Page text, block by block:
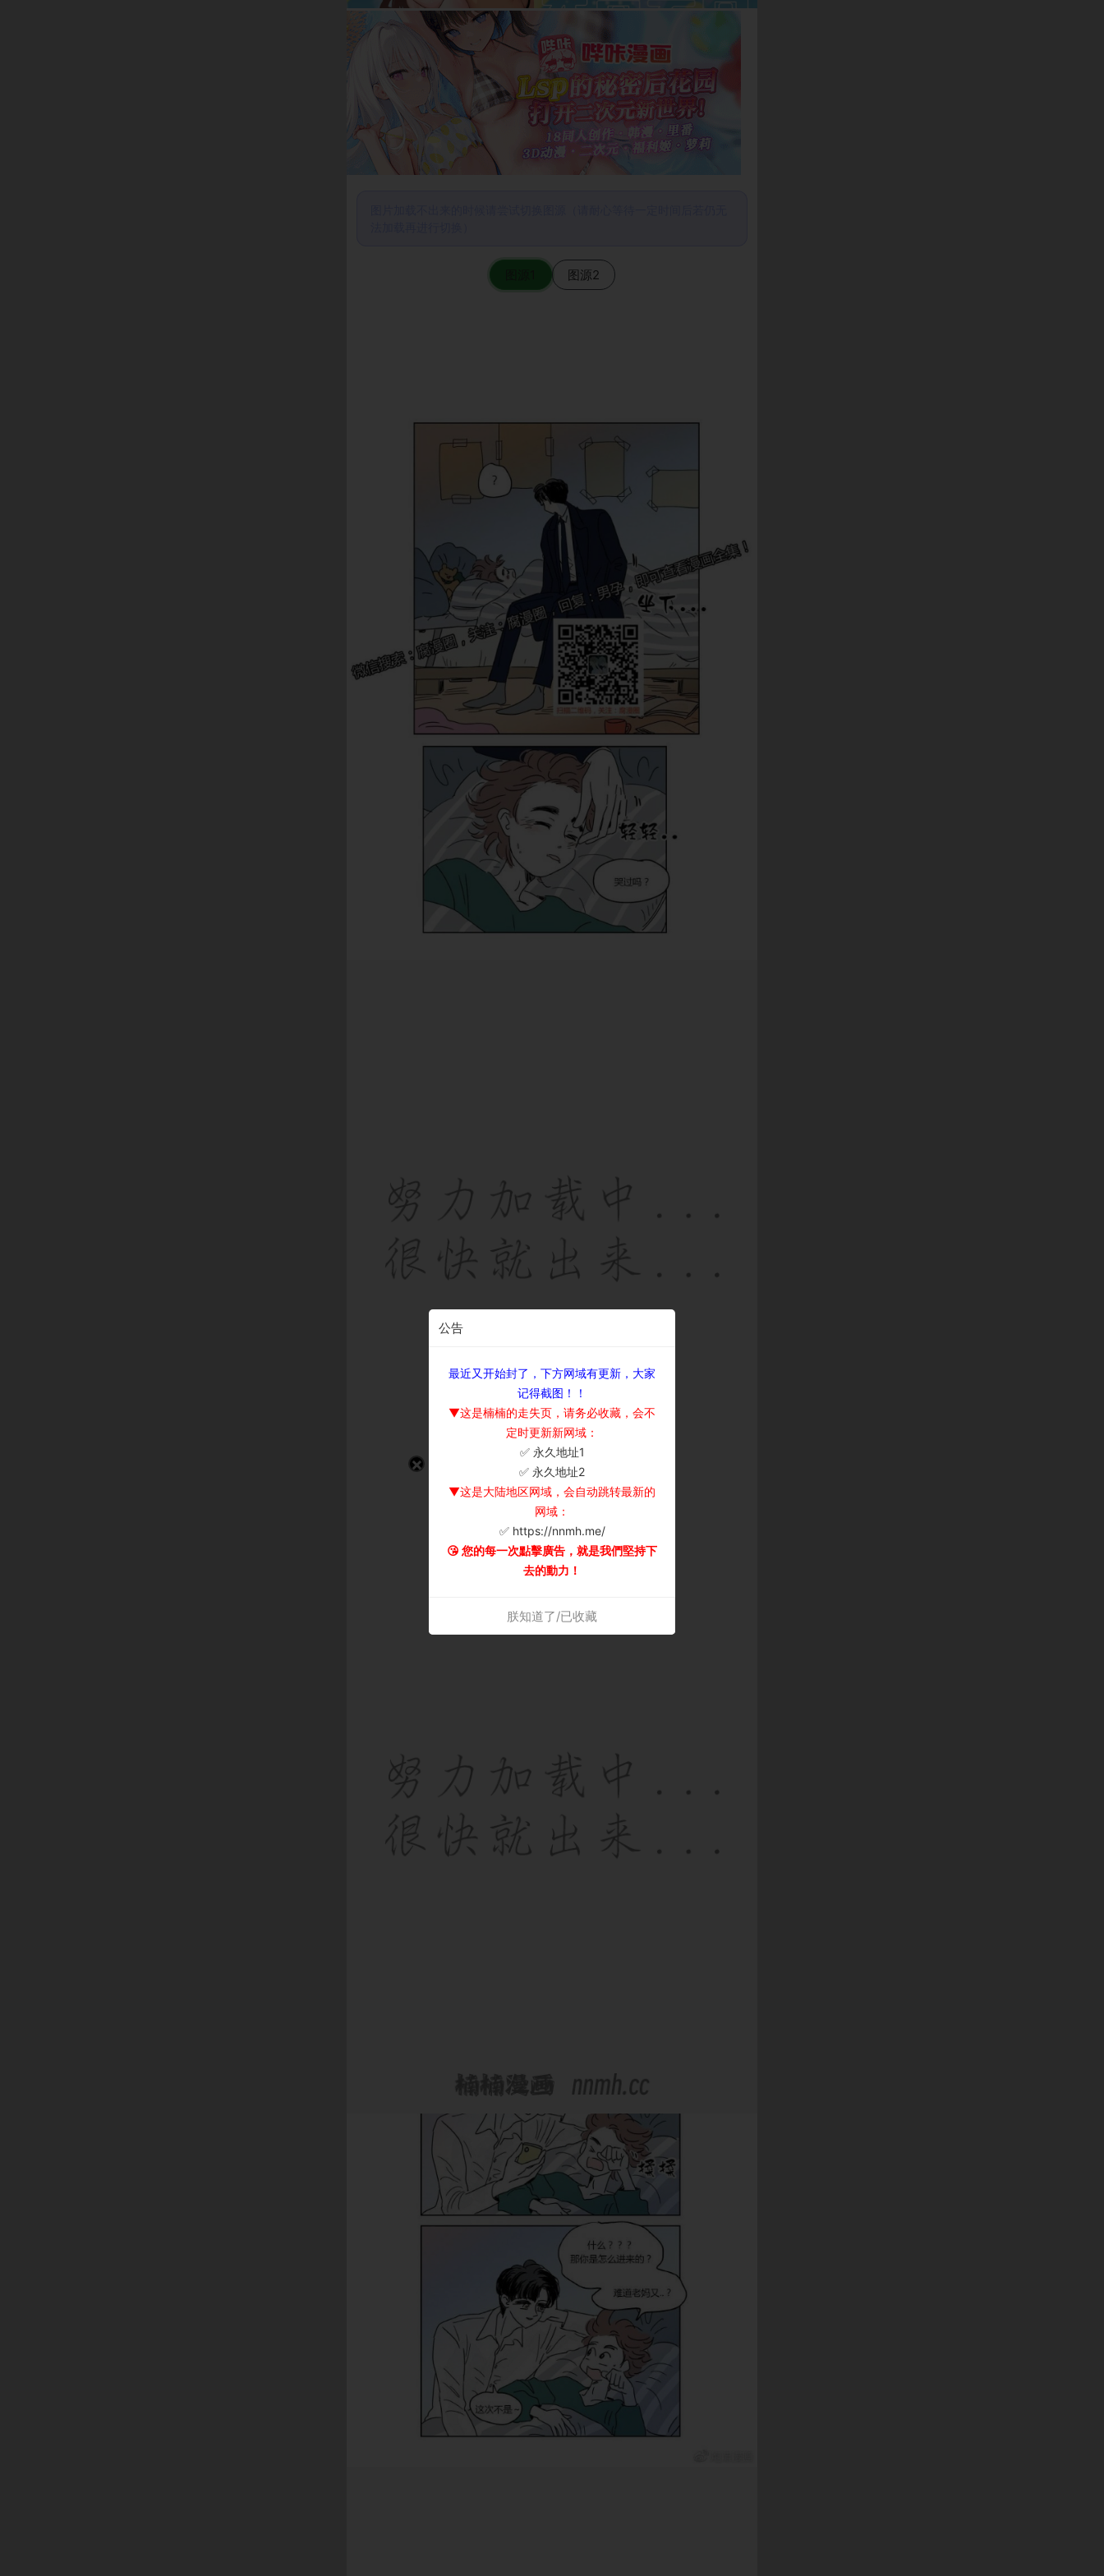
图源2
公告
最近又开始封了，下方网域有更新，大家
记得截图！！
▼这是楠楠的走失页，请务必收藏，会不
定时更新新网域：
✅ 永久地址1
✅ 永久地址2
▼这是大陆地区网域，会自动跳转最新的
网域：
✅ https://nnmh.me/
😘 您的每一次點擊廣告，就是我們堅持下
去的動力！
朕知道了/已收藏
×